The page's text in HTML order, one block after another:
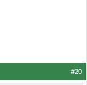
#20